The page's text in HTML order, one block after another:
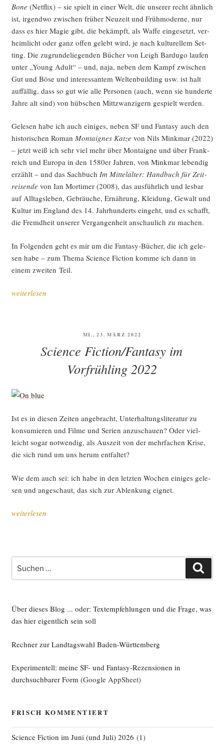
Bone (Net­flix) – sie spielt in einer Welt, die unse­rer recht ähn­lich
ist, irgend­wo zwi­schen frü­her Neu­zeit und Früh­mo­der­ne, nur
dass es hier Magie gibt, die bekämpft, als Waf­fe ein­ge­setzt, ver­
heim­licht oder ganz offen gelebt wird, je nach kul­tu­rel­lem Set­
ting. Die zugrun­de­lie­gen­den Bücher von Leigh Bard­u­go lau­fen
unter „Young Adult“ – und, naja, neben dem Kampf zwi­schen
Gut und Böse und inter­es­san­tem Wel­ten­buil­ding usw. ist halt
auf­fäl­lig, dass so gut wie alle Per­so­nen (auch, wenn sie hun­der­te
Jah­re alt sind) von hüb­schen Mitt­zwan­zi­gern gespielt werden.
Gele­sen habe ich auch eini­ges, neben SF und Fan­ta­sy auch den
his­to­ri­schen Roman Mon­tai­gnes Kat­ze von Nils Mink­mar (2022)
– jetzt weiß ich sehr viel mehr über Mon­tai­gne und über Frank­
reich und Euro­pa in den 1580er Jah­ren, von Mink­mar leben­dig
erzählt – und das Sach­buch Im Mit­tel­al­ter: Hand­buch für Zeit­
rei­sen­de von Ian Mor­ti­mer (2008), das aus­führ­lich und les­bar
auf All­tags­le­ben, Gebräu­che, Ernäh­rung, Klei­dung, Gewalt und
Kul­tur im Eng­land des 14. Jahr­hun­derts ein­geht, und es schafft,
die Fremd­heit unse­rer Ver­gan­gen­heit anschau­lich zu machen.
In Fol­gen­den geht es mir um die Fan­ta­sy-Bücher, die ich gele­
sen habe – zum The­ma Sci­ence Fic­tion kom­me ich dann in
einem zwei­ten Teil.
„Sci­
im
Vor­
weiterlesen
VERÖFFENTLICHT
MI., 23. MÄRZ 2022
Science Fiction/Fantasy im
Vorfrühling 2022
Ist es in die­sen Zei­ten ange­bracht, Unter­hal­tungs­li­te­ra­tur zu
kon­su­mie­ren und Fil­me und Seri­en anzu­schau­en? Oder viel­
leicht sogar not­wen­dig, als Aus­zeit von der mehr­fa­chen Kri­se,
die sich rund um uns her­um entfaltet?
Wie dem auch sei: ich habe in den letz­ten Wochen eini­ges gele­
sen und ange­schaut, das sich zur Ablen­kung eignet.
„Sci­
Vor­
früh­
weiterlesen
nach:
Über dieses Blog ... oder: Textempfehlungen und die Frage, was
das hier eigentlich sein soll
Rechner zur Landtagswahl Baden-Württemberg
Experimentell: meine SF- und Fantasy-Rezensionen in
durchsuchbarer Form(Google AppSheet)
FRISCH KOMMENTIERT
Science Fiction im Juni (und Juli) 2026 (1)